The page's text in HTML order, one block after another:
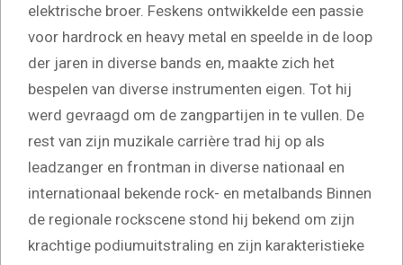
elektrische broer. Feskens ontwikkelde een passie
voor hardrock en heavy metal en speelde in de loop
der jaren in diverse bands en, maakte zich het
bespelen van diverse instrumenten eigen. Tot hij
werd gevraagd om de zangpartijen in te vullen. De
rest van zijn muzikale carrière trad hij op als
leadzanger en frontman in diverse nationaal en
internationaal bekende rock- en metalbands Binnen
de regionale rockscene stond hij bekend om zijn
krachtige podiumuitstraling en zijn karakteristieke